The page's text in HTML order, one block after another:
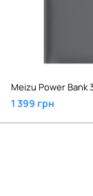
1 399 грн